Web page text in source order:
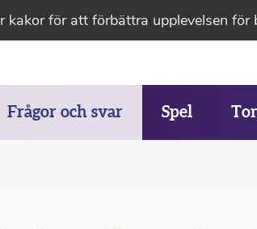
kakor för att förbättra upplevelsen för
Frågor och svar Spel